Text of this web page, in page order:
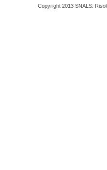
Copyright 2013 SNALS.